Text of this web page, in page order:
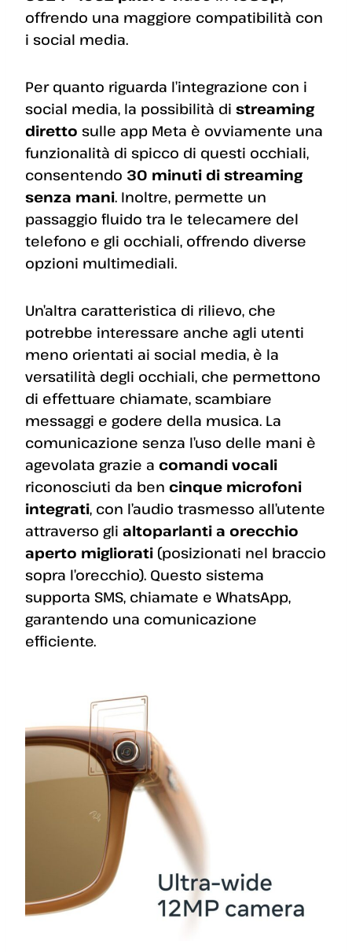
offrendo una maggiore compatibilità con
i social media.
Per quanto riguarda l’integrazione con i
social media, la possibilità di streaming
diretto sulle app Meta è ovviamente una
funzionalità di spicco di questi occhiali,
consentendo 30 minuti di streaming
senza mani. Inoltre, permette un
passaggio fluido tra le telecamere del
telefono e gli occhiali, offrendo diverse
opzioni multimediali.
Un’altra caratteristica di rilievo, che
potrebbe interessare anche agli utenti
meno orientati ai social media, è la
versatilità degli occhiali, che permettono
di effettuare chiamate, scambiare
messaggi e godere della musica. La
comunicazione senza l’uso delle mani è
agevolata grazie a comandi vocali
riconosciuti da ben cinque microfoni
integrati, con l’audio trasmesso all’utente
attraverso gli altoparlanti a orecchio
aperto migliorati (posizionati nel braccio
sopra l’orecchio). Questo sistema
supporta SMS, chiamate e WhatsApp,
garantendo una comunicazione
efficiente.